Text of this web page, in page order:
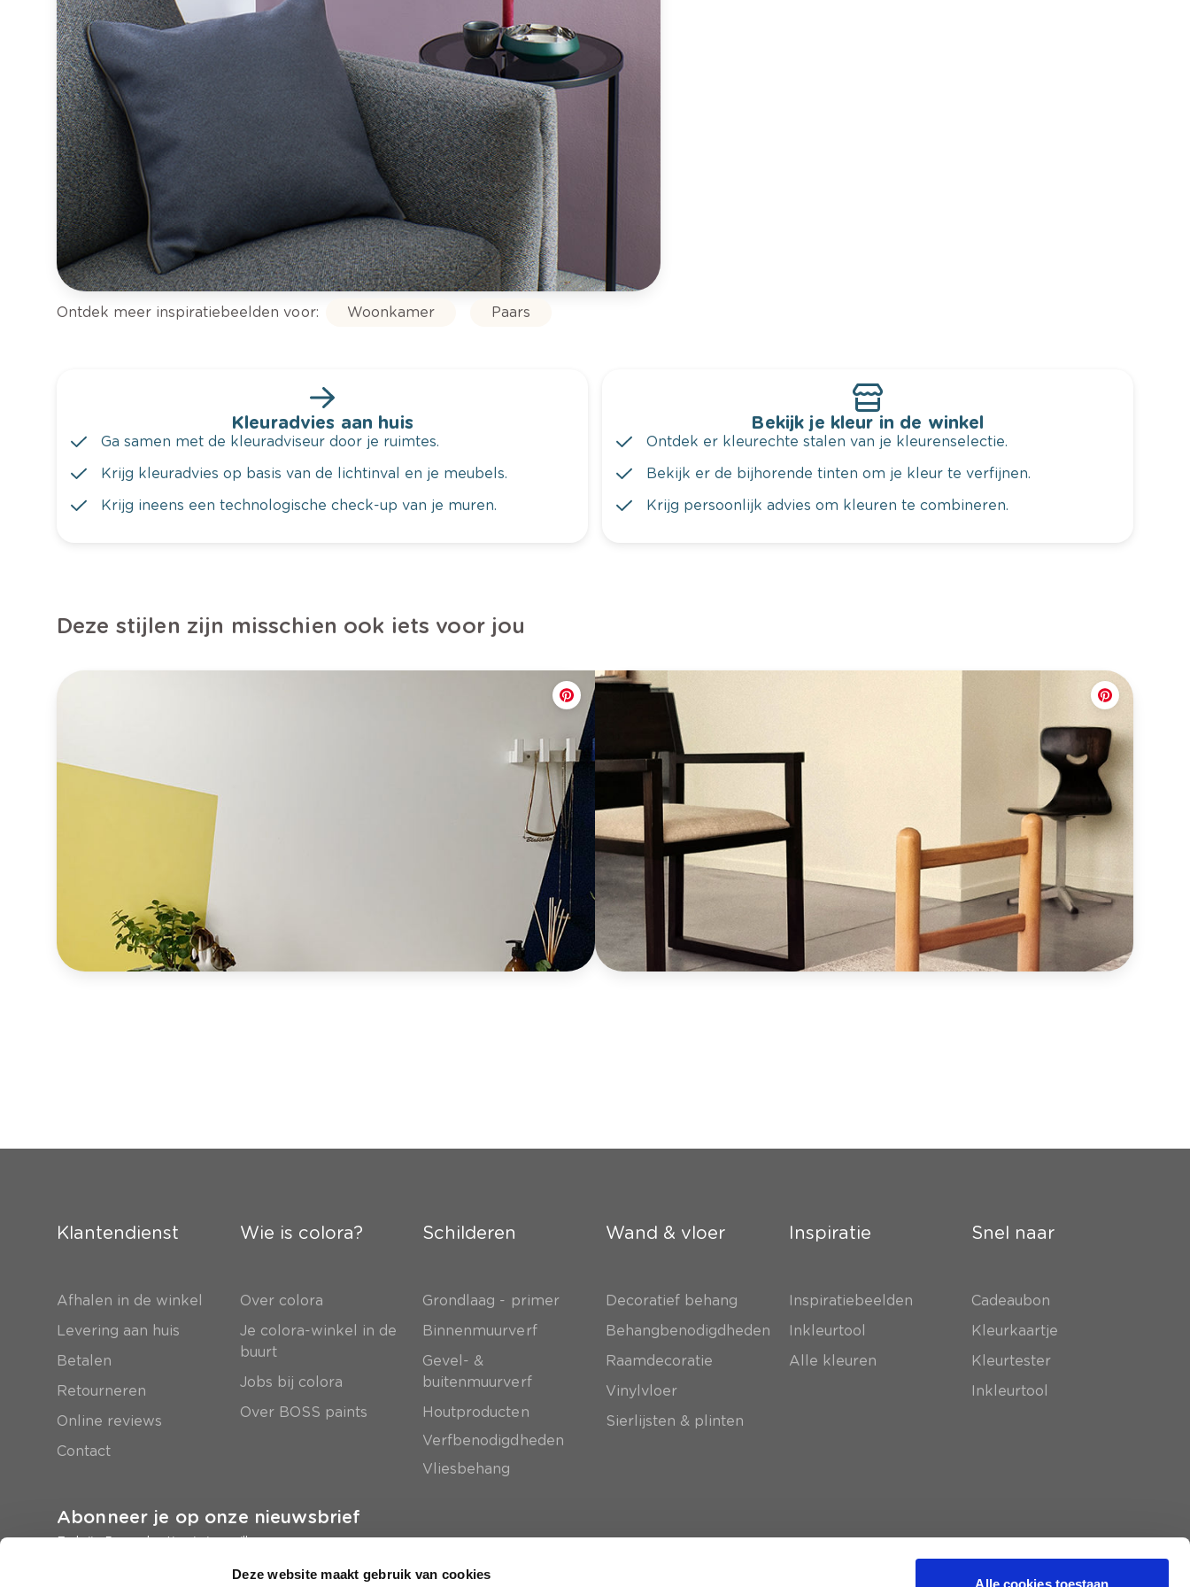
Deze website maakt gebruik van cookies
Alle cookies toestaan
Ontdek meer inspiratiebeelden voor: Woonkamer Paars
Kleuradvies aan huis
Ga samen met de kleuradviseur door je ruimtes.
Krijg kleuradvies op basis van de lichtinval en je meubels.
Krijg ineens een technologische check-up van je muren.
Bekijk je kleur in de winkel
Ontdek er kleurechte stalen van je kleurenselectie.
Bekijk er de bijhorende tinten om je kleur te verfijnen.
Krijg persoonlijk advies om kleuren te combineren.
Deze stijlen zijn misschien ook iets voor jou
Klantendienst
Afhalen in de winkel
Levering aan huis
Betalen
Retourneren
Online reviews
Contact
Wie is colora?
Over colora
Je colora-winkel in de
buurt
Jobs bij colora
Over BOSS paints
Schilderen
Grondlaag - primer
Binnenmuurverf
Gevel- &
buitenmuurverf
Houtproducten
Verfbenodigdheden
Vliesbehang
Wand & vloer
Decoratief behang
Behangbenodigdheden
Raamdecoratie
Vinylvloer
Sierlijsten & plinten
Inspiratie
Inspiratiebeelden
Inkleurtool
Alle kleuren
Snel naar
Cadeaubon
Kleurkaartje
Kleurtester
Inkleurtool
Abonneer je op onze nieuwsbrief
En krijg 5 euro korting in je mailbox